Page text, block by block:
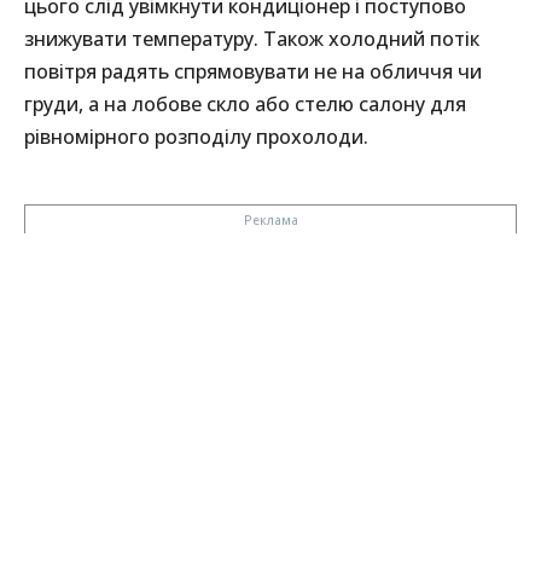
цього слід увімкнути кондиціонер і поступово
знижувати температуру. Також холодний потік
повітря радять спрямовувати не на обличчя чи
груди, а на лобове скло або стелю салону для
рівномірного розподілу прохолоди.